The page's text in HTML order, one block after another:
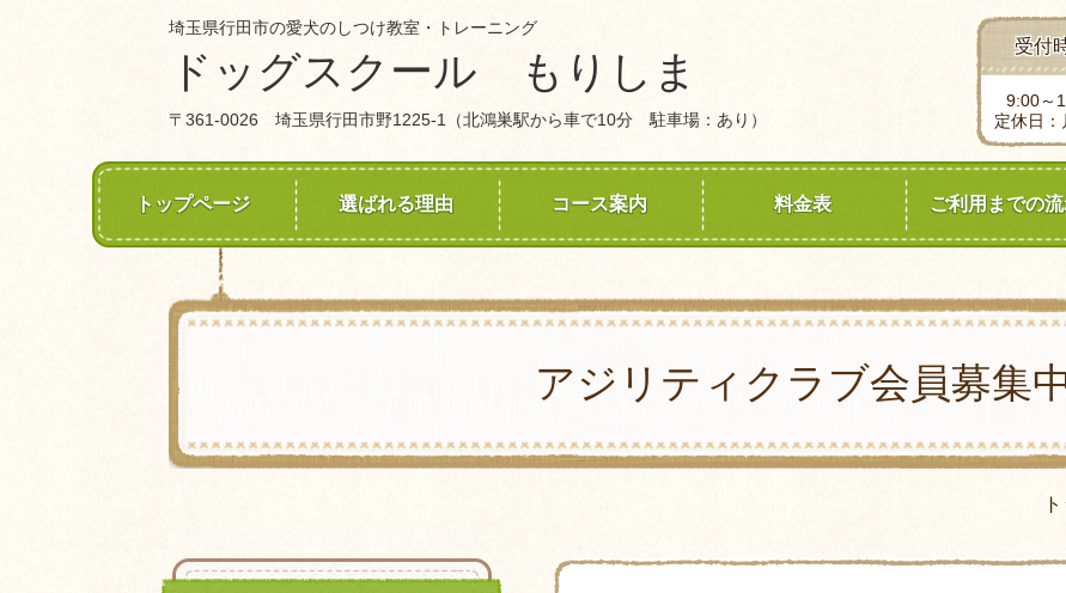
埼玉県行田市の愛犬のしつけ教室・トレーニング
ドッグスクール もりしま
〒361-0026 埼玉県行田市野1225-1（北鴻巣駅から車で10分 駐車場：あり）
受付
9:00～
定休日：
トップページ 選ばれる理由 コース案内 料金表 ご利用までの
アジリティクラブ会員募集